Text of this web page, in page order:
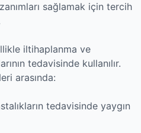
sağlamak için tercih
iltihaplanma ve
tedavisinde kullanılır.
arasında:
tedavisinde yaygın